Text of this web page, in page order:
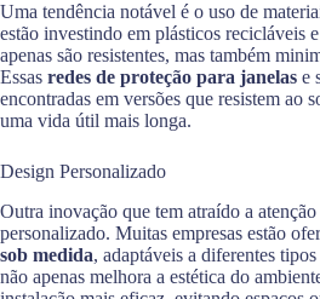
Uma tendência notável é o uso de
estão investindo em plásticos recicláveis
apenas são resistentes, mas também
Essas redes de proteção para janelas e
encontradas em versões que resistem ao
uma vida útil mais longa.
Design Personalizado
Outra inovação que tem atraído a
personalizado. Muitas empresas estão
sob medida, adaptáveis a diferentes
não apenas melhora a estética do